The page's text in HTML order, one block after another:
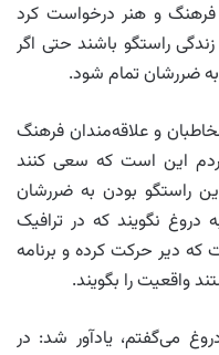
فرهنگ و هنر درخواست کرد
راستگو باشند حتی اگر
ضررشان تمام شود.
و علاقه‌مندان فرهنگ
این است که سعی کنند
راستگو بودن به ضررشان
دروغ نگویند که در ترافیک
که دیر حرکت کرده و برنامه
واقعیت را بگویند.
می‌گفتم، یادآور شد: در